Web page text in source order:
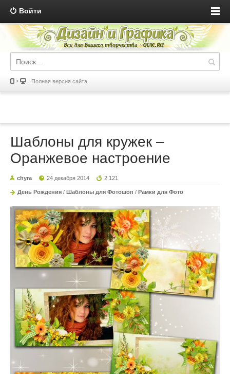
Войти
Полная версия сайта
Шаблоны для кружек –
Оранжевое настроение
chyra 24 декабря 2014 2 121
День Рождения / Шаблоны для Фотошоп / Рамки для Фото